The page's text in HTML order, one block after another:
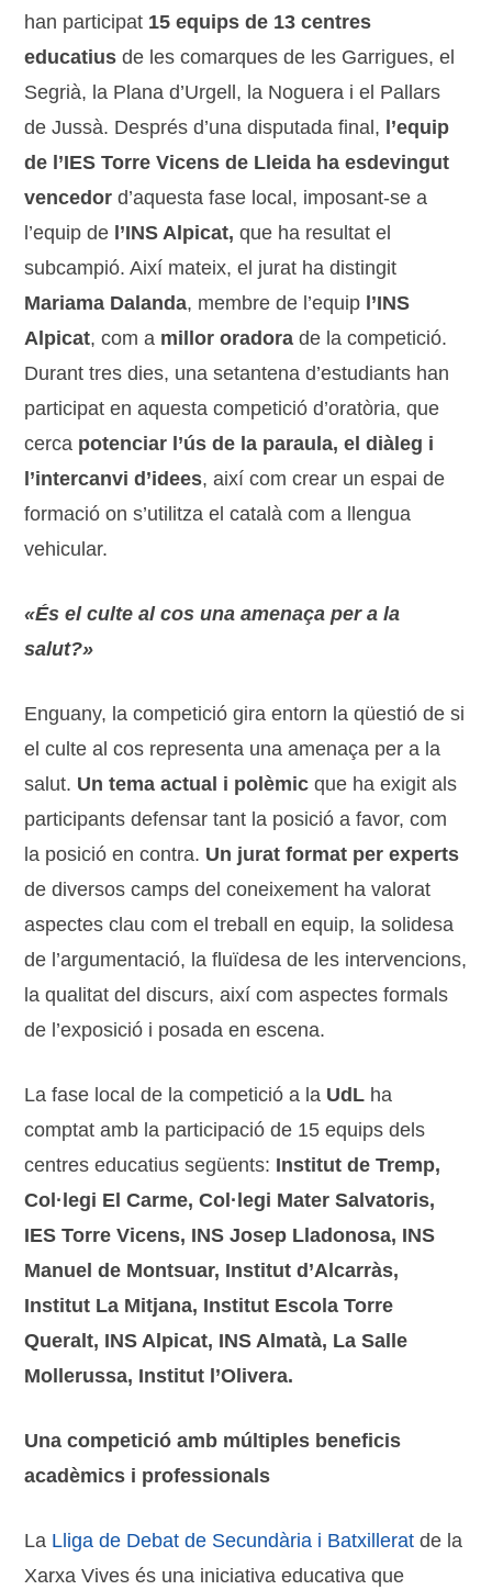
han participat 15 equips de 13 centres
educatius de les comarques de les Garrigues, el
Segrià, la Plana d’Urgell, la Noguera i el Pallars
de Jussà. Després d’una disputada final, l’equip
de l’IES Torre Vicens de Lleida ha esdevingut
vencedor d’aquesta fase local, imposant-se a
l’equip de l’INS Alpicat, que ha resultat el
subcampió. Així mateix, el jurat ha distingit
Mariama Dalanda, membre de l’equip l’INS
Alpicat, com a millor oradora de la competició.
Durant tres dies, una setantena d’estudiants han
participat en aquesta competició d’oratòria, que
cerca potenciar l’ús de la paraula, el diàleg i
l’intercanvi d’idees, així com crear un espai de
formació on s’utilitza el català com a llengua
vehicular.
«És el culte al cos una amenaça per a la
salut?»
Enguany, la competició gira entorn la qüestió de si
el culte al cos representa una amenaça per a la
salut. Un tema actual i polèmic que ha exigit als
participants defensar tant la posició a favor, com
la posició en contra. Un jurat format per experts
de diversos camps del coneixement ha valorat
aspectes clau com el treball en equip, la solidesa
de l’argumentació, la fluïdesa de les intervencions,
la qualitat del discurs, així com aspectes formals
de l’exposició i posada en escena.
La fase local de la competició a la UdL ha
comptat amb la participació de 15 equips dels
centres educatius següents: Institut de Tremp,
Col·legi El Carme, Col·legi Mater Salvatoris,
IES Torre Vicens, INS Josep Lladonosa, INS
Manuel de Montsuar, Institut d’Alcarràs,
Institut La Mitjana, Institut Escola Torre
Queralt, INS Alpicat, INS Almatà, La Salle
Mollerussa, Institut l’Olivera.
Una competició amb múltiples beneficis
acadèmics i professionals
La Lliga de Debat de Secundària i Batxillerat de la
Xarxa Vives és una iniciativa educativa que